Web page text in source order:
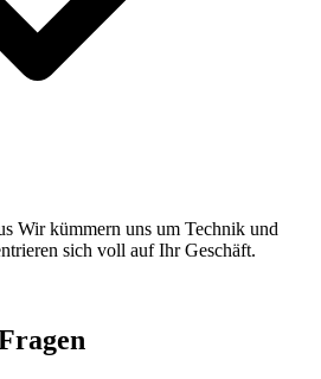
Wir kümmern uns um Technik und
sich voll auf Ihr Geschäft.